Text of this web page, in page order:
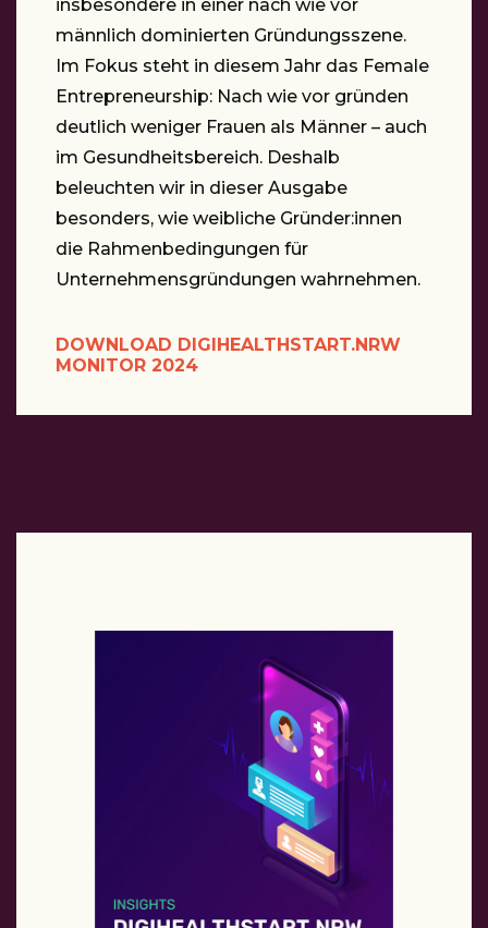
insbesondere in einer nach wie vor
männlich dominierten Gründungsszene.
Im Fokus steht in diesem Jahr das Female
Entrepreneurship: Nach wie vor gründen
deutlich weniger Frauen als Männer – auch
im Gesundheitsbereich. Deshalb
beleuchten wir in dieser Ausgabe
besonders, wie weibliche Gründer:innen
die Rahmenbedingungen für
Unternehmensgründungen wahrnehmen.
DOWNLOAD DIGIHEALTHSTART.NRW
MONITOR 2024